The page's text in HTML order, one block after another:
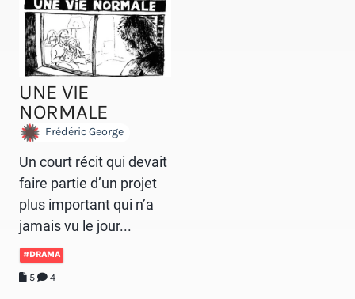
UNE VIE
NORMALE
Frédéric George
Un court récit qui devait
faire partie d’un projet
plus important qui n’a
jamais vu le jour...
#DRAMA
5 4